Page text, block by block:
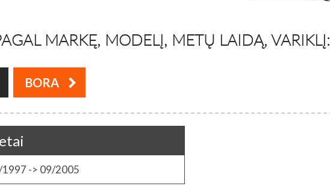
MARKĘ, MODELĮ, METŲ LAIDĄ, VARIKLĮ:
BORA
-> 09/2005